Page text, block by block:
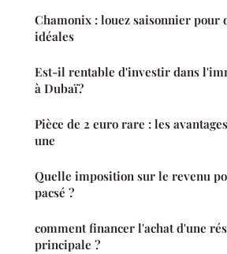
Chamonix : louez saisonnier pour
idéales
Est-il rentable d'investir dans
à Dubaï?
Pièce de 2 euro rare : les
une
Quelle imposition sur le revenu
pacsé ?
comment financer l'achat d'une
principale ?